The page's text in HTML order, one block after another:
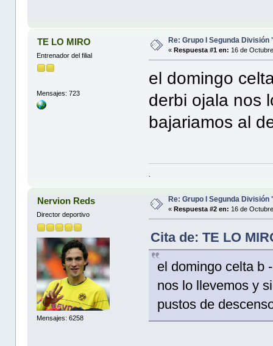
TE LO MIRO
Entrenador del filial
Mensajes: 723
Re: Grupo I Segunda División
«Respuesta #1 en: 16 de
el domingo
derbi ojala nos
bajariamos al
.
Nervion Reds
Director deportivo
Mensajes: 6258
Re: Grupo I Segunda División
« Respuesta #2 en: 16 de
Cita de: TE LO
el domingo celta b
nos lo llevemos y
pustos de